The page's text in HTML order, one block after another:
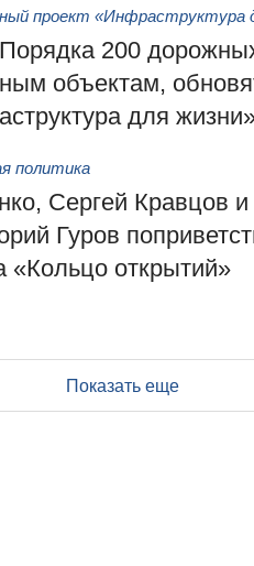
проект «Инфраструктура
200
объектам,
для
политика
Сергей Кравцов и
Гуров
«Кольцо открытий»
Показать еще